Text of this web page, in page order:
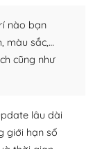
nào bạn
màu sắc,…
cũng như
lâu dài
giới hạn số